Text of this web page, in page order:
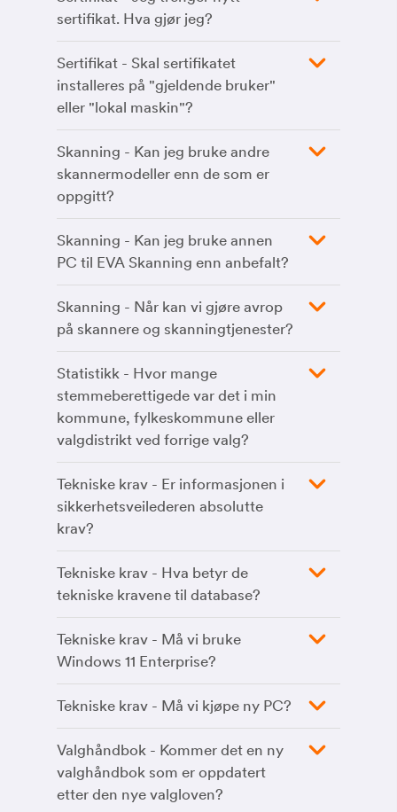
sertifikat. Hva gjør jeg?
Sertifikat - Skal sertifikatet
installeres på "gjeldende bruker"
eller "lokal maskin"?
Skanning - Kan jeg bruke andre
skannermodeller enn de som er
oppgitt?
Skanning - Kan jeg bruke annen
PC til EVA Skanning enn anbefalt?
Skanning - Når kan vi gjøre avrop
på skannere og skanningtjenester?
Statistikk - Hvor mange
stemmeberettigede var det i min
kommune, fylkeskommune eller
valgdistrikt ved forrige valg?
Tekniske krav - Er informasjonen i
sikkerhetsveilederen absolutte
krav?
Tekniske krav - Hva betyr de
tekniske kravene til database?
Tekniske krav - Må vi bruke
Windows 11 Enterprise?
Tekniske krav - Må vi kjøpe ny PC?
Valghåndbok - Kommer det en ny
valghåndbok som er oppdatert
etter den nye valgloven?